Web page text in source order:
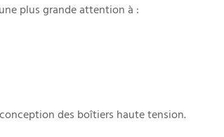
plus grande attention à :
des boîtiers haute tension.